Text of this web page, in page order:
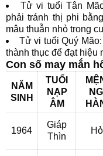
Tử vi tuổi Tân
phải tránh thị phi
mâu thuẫn nhỏ trong
Tử vi tuổi Quý
thành thục để đạt hiệu
Con số may mắn
NĂM
SINH
TUỔI
NẠP
ÂM
1964
Giáp
Thìn